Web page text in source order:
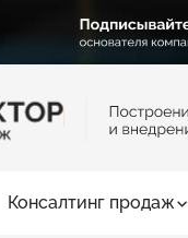
Консалтинг продаж